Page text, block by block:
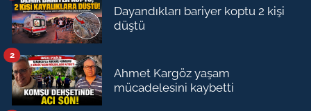
Dayandıkları bariyer koptu 2 kişi
düştü
Ahmet Kargöz yaşam
mücadelesini kaybetti
2